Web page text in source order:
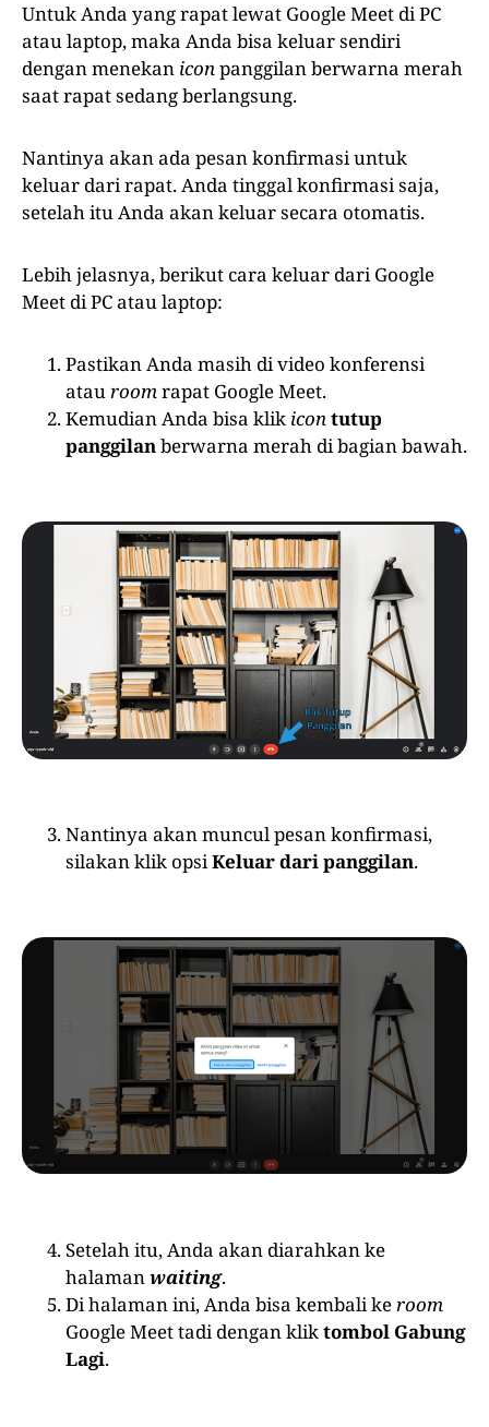
Untuk Anda yang rapat lewat Google Meet di PC
atau laptop, maka Anda bisa keluar sendiri
dengan menekan iconpanggilan berwarna merah
saat rapat sedang berlangsung.
Nantinya akan ada pesan konfirmasi untuk
keluar dari rapat. Anda tinggal konfirmasi saja,
setelah itu Anda akan keluar secara otomatis.
Lebih jelasnya, berikut cara keluar dari Google
Meet di PC atau laptop:
Pastikan Anda masih di video konferensi
atauroomrapat Google Meet.
Kemudian Anda bisa klik icontutup
panggilanberwarna merah di bagian bawah.
Nantinya akan muncul pesan konfirmasi,
silakan klik opsiKeluar dari panggilan.
Setelah itu, Anda akan diarahkan ke
halamanwaiting.
Di halaman ini, Anda bisa kembali keroom
Google Meet tadi dengan kliktombol Gabung
Lagi.